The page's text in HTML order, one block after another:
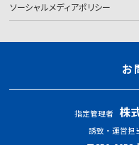
ソーシャルメディアポリシー
お
指定管理者 株
誘致・運営担